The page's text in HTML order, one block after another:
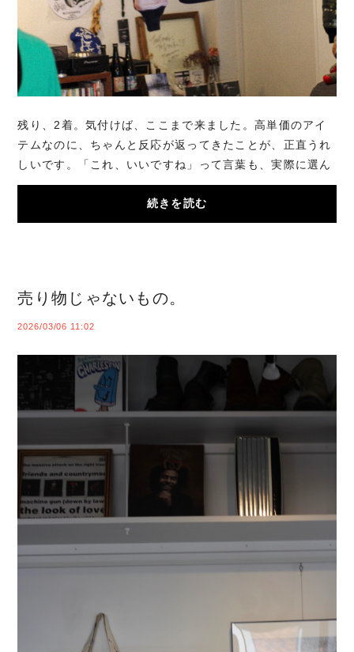
残り、2着。気付けば、ここまで来ました。高単価のアイ
テムなのに、ちゃんと反応が返ってきたことが、正直うれ
しいです。「これ、いいですね」って言葉も、実際に選ん
でもらえた事実も。このMA-1は、たぶんもう同...
続きを読む
売り物じゃないもの。
2026/03/06 11:02